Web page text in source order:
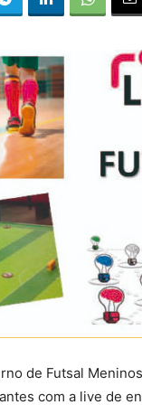
de Futsal
com a live de